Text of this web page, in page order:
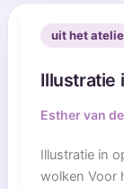
uit het
Illustratie
Esther van
Illustratie in
wolken Voor